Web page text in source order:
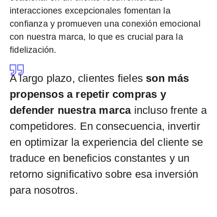
interacciones excepcionales fomentan la
confianza y promueven una conexión emocional
con nuestra marca, lo que es crucial para la
fidelización.
A largo plazo, clientes fieles son más
propensos a repetir compras y
defender nuestra marcaincluso frente a
competidores. En consecuencia, invertir
en optimizar la experiencia del cliente se
traduce en beneficios constantes y un
retorno significativo sobre esa inversión
para nosotros.